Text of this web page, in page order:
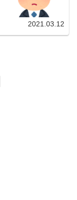
2021.03.12